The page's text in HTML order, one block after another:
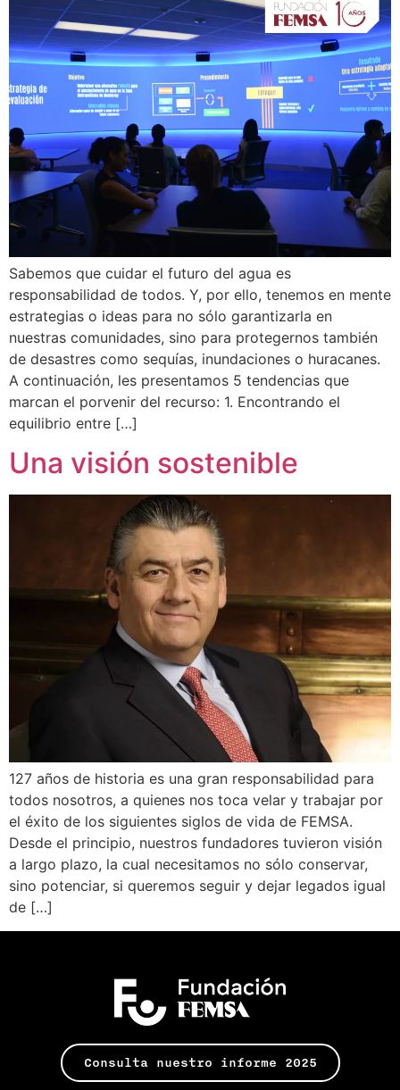
Sabemos que cuidar el futuro del agua es
responsabilidad de todos. Y, por ello, tenemos en mente
estrategias o ideas para no sólo garantizarla en
nuestras comunidades, sino para protegernos también
de desastres como sequías, inundaciones o huracanes.
A continuación, les presentamos 5 tendencias que
marcan el porvenir del recurso: 1. Encontrando el
equilibrio entre […]
Una visión sostenible
127 años de historia es una gran responsabilidad para
todos nosotros, a quienes nos toca velar y trabajar por
el éxito de los siguientes siglos de vida de FEMSA.
Desde el principio, nuestros fundadores tuvieron visión
a largo plazo, la cual necesitamos no sólo conservar,
sino potenciar, si queremos seguir y dejar legados igual
de […]
Consulta nuestro informe 2025